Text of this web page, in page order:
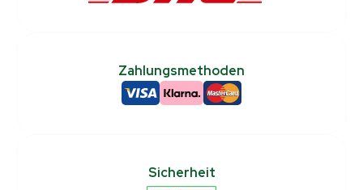
Zahlungsmethoden
Sicherheit